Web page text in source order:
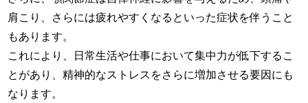
肩こり、さらには疲れやすくなるといった症状を伴うこと
もあります。
これにより、日常生活や仕事において集中力が低下するこ
とがあり、精神的なストレスをさらに増加させる要因にも
なります。